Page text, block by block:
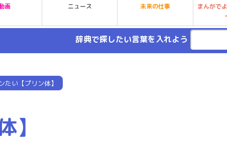
画 ニュース 未来の仕事
まんがで
辞典で探したい言葉を入れよう
たい【プリン体】
】